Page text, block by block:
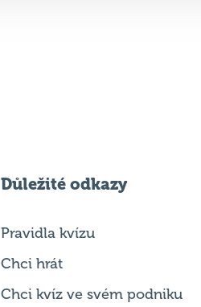
Důležité odkazy
Pravidla kvízu
Chci hrát
Chci kvíz ve svém podniku